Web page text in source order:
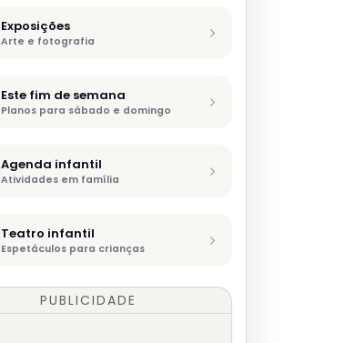
Exposições
Arte e fotografia
Este fim de semana
Planos para sábado e domingo
Agenda infantil
Atividades em família
Teatro infantil
Espetáculos para crianças
PUBLICIDADE